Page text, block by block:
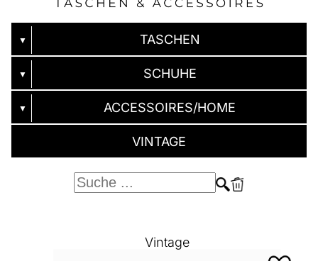
▼ TASCHEN
▼ SCHUHE
▼ ACCESSOIRES/HOME
VINTAGE
Vintage